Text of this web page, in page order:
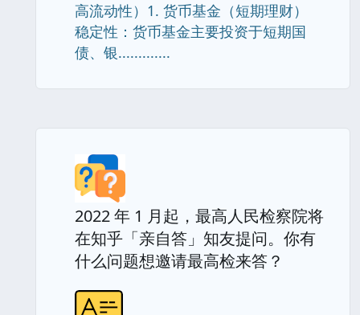
高流动性）1. 货币基金（短期理财）
稳定性：货币基金主要投资于短期国
债、银.............
2022 年 1 月起，最高人民检察院将
在知乎「亲自答」知友提问。你有
什么问题想邀请最高检来答？